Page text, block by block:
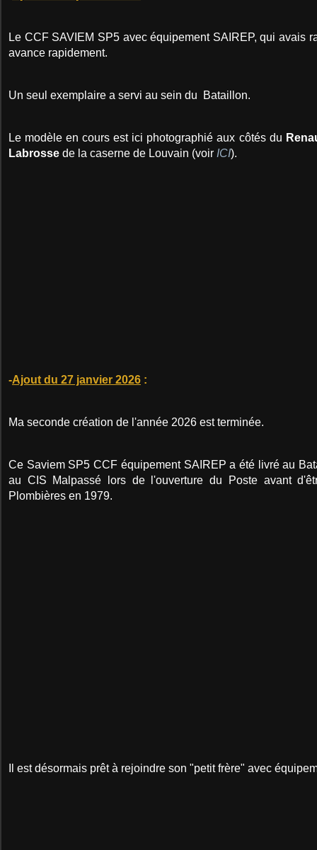
Le CCF SAVIEM SP5 avec équipement SAIREP, qui avais
avance rapidement.
Un seul exemplaire a servi au sein du Bataillon.
Le modèle en cours est ici photographié aux côtés du
Labrosse de la caserne de Louvain (voir ICI).
-Ajout du 27 janvier 2026 :
Ma seconde création de l'année 2026 est terminée.
Ce Saviem SP5 CCF équipement SAIREP a été livré au
au CIS Malpassé lors de l'ouverture du Poste avant
Plombières en 1979.
Il est désormais prêt à rejoindre son "petit frère" avec